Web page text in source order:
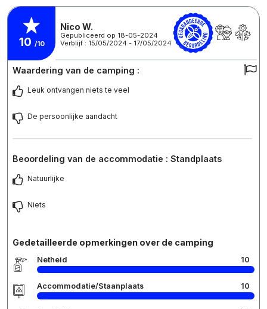
10 /10
Nico W.
Gepubliceerd op 18-05-2024
Verblijf : 15/05/2024 - 17/05/2024
Waardering van de camping :
Leuk ontvangen niets te veel
De persoonlijke aandacht
Beoordeling van de accommodatie : Standplaats
Natuurlijke
Niets
Gedetailleerde opmerkingen over de camping
Netheid 10
Accommodatie/Staanplaats 10